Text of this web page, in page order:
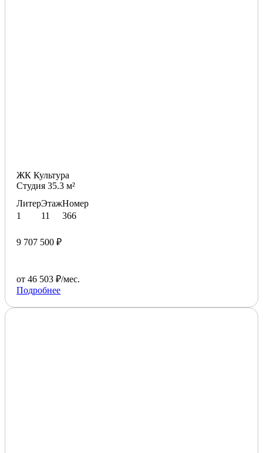
ЖК Культура
Студия 35.3 м²
Литер
1
Этаж
11
Номер
366
9 707 500 ₽
от 46 503 ₽/мес.
Подробнее